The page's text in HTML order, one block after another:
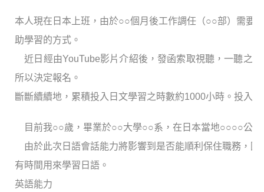
本人現在日本上班，由於○○個月後工作調任（○○部）需要
助學習的方式。
近日經由YouTube影片介紹後，發函索取視聽，一聽之
所以決定報名。
斷斷續續地，累積投入日文學習之時數約1000小時。投入
目前我○○歲，畢業於○○大學○○系，在日本當地○○○○公司
由於此次日語會話能力將影響到是否能順利保住職務，
有時間用來學習日語。
英語能力